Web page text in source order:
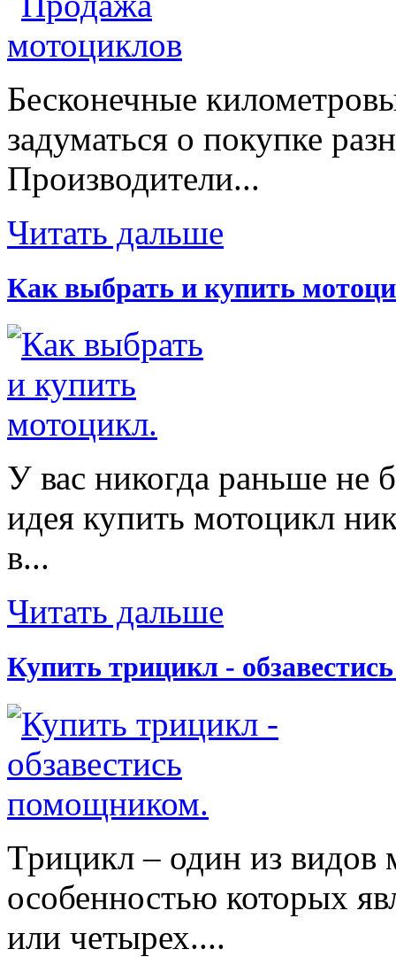
Бесконечные
задуматься о покупке
Производители...
Читать дальше
Как выбрать и купить
У вас никогда раньше не
идея купить мотоцикл
в...
Читать дальше
Купить трицикл -
Трицикл – один из видов
особенностью которых
или четырех....